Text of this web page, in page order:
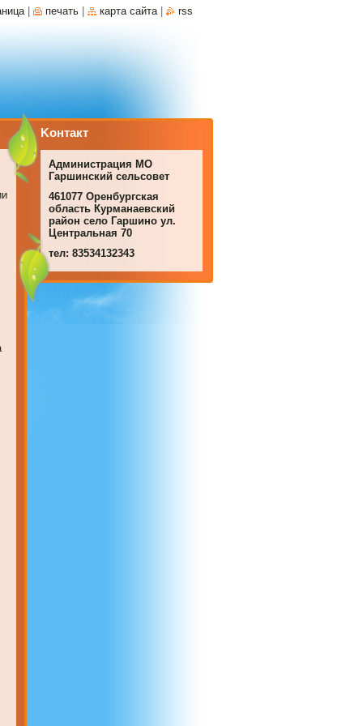
Koнтакт
Администрация МО
Гаршинский сельсовет
461077 Оренбургская
область Курманаевский
район село Гаршино ул.
Центральная 70
тел: 83534132343
печать карта сайта rss